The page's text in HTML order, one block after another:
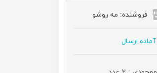
فروشنده: مه رو‌شو
آماده ارسال